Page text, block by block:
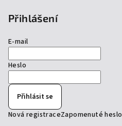
Přihlášení
E-mail
Heslo
Přihlásit se
Nová registraceZapomenuté heslo